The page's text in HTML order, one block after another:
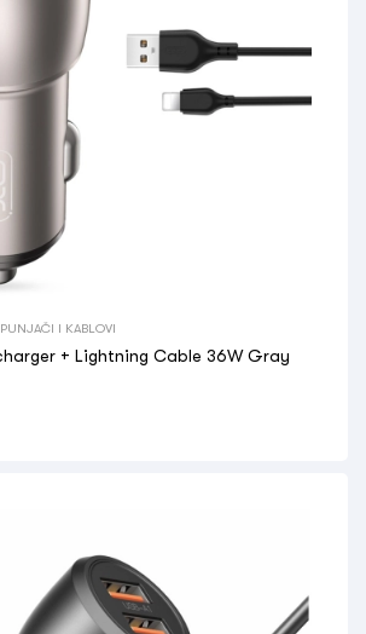
PUNJAČI I KABLOVI
XO CC52 Car charger + Lightning Cable 36W Gray